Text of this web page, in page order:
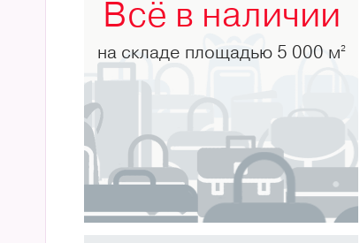
Всё в наличии
на складе площадью 5 000 м2